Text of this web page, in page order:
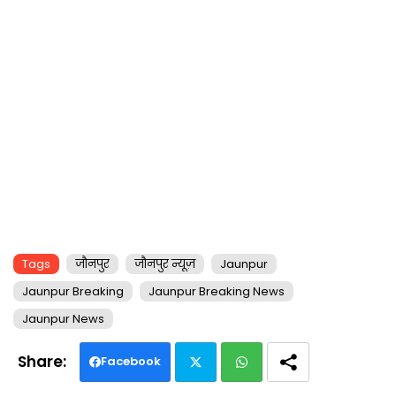
Tags जौनपुर जौनपुर न्यूज़
Jaunpur
Jaunpur Breaking
Jaunpur Breaking News
Jaunpur News
Facebook